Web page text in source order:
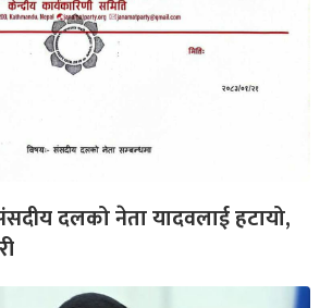
दलको नेता यादवलाई हटायो,